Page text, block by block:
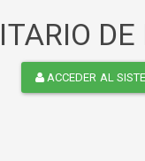
ACCEDER AL